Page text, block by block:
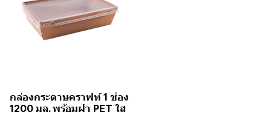
กล่องกระดาษคราฟท์ 1 ช่อง
1200 มล. พร้อมฝา PET ใส